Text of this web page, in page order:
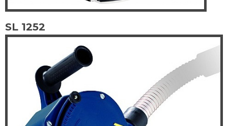
SL 1252